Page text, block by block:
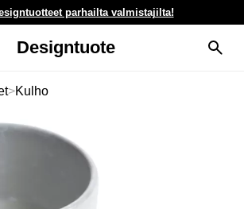
parhailta valmistajilta!
Designtuote
>Kulho